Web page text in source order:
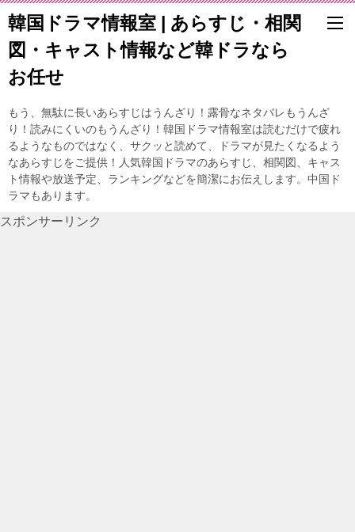
韓国ドラマ情報室 | あらすじ・相関
図・キャスト情報など韓ドラなら
お任せ
もう、無駄に長いあらすじはうんざり！露骨なネタバレもうんざ
り！読みにくいのもうんざり！韓国ドラマ情報室は読むだけで疲れ
るようなものではなく、サクッと読めて、ドラマが見たくなるよう
なあらすじをご提供！人気韓国ドラマのあらすじ、相関図、キャス
ト情報や放送予定、ランキングなどを簡潔にお伝えします。中国ド
ラマもあります。
スポンサーリンク